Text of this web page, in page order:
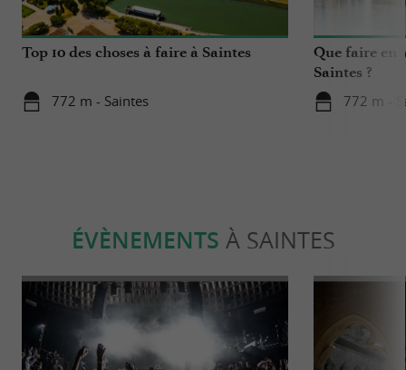
Top 10 des choses à faire à Saintes
772 m - Saintes
Que faire en
Saintes ?
772 m -
ÉVÈNEMENTS À SAINTES